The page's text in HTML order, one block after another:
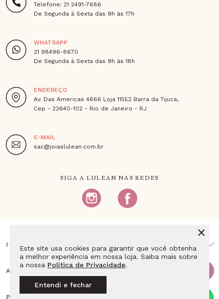
Este site usa cookies para garantir que você obtenha
a melhor experiência em nossa loja. Saiba mais sobre
a nossa Política de Privacidade.
Entendi e fechar
Telefone: 21 2491-7686
De Segunda à Sexta das 9h às 17h
WHATSAPP
21 98496-8670
De Segunda à Sexta das 9h às 18h
ENDEREÇO
Av. Das Americas 4666 Loja 115E2 Barra da Tijuca,
Cep - 22640-102 - Rio de Janeiro - RJ
E-MAIL
sac@joiaslulean.com.br
SIGA A LULEAN NAS REDES
INSTITUCIONAL
AJUDA E SUPORTE
PAGAMENTO